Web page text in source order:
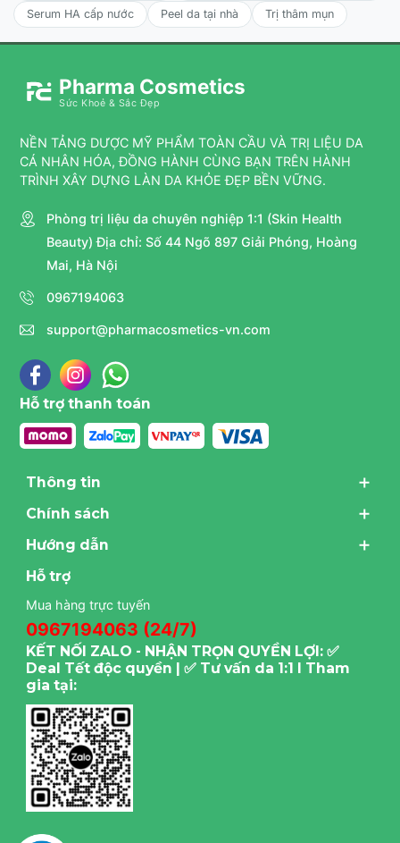
Serum HA cấp nước
Peel da tại nhà Trị thâm mụn
Pharma Cosmetics
Sức Khoẻ & Sắc Đẹp
NỀN TẢNG DƯỢC MỸ PHẨM TOÀN CẦU VÀ TRỊ LIỆU DA
CÁ NHÂN HÓA, ĐỒNG HÀNH CÙNG BẠN TRÊN HÀNH
TRÌNH XÂY DỰNG LÀN DA KHỎE ĐẸP BỀN VỮNG.
Phòng trị liệu da chuyên nghiệp 1:1 (Skin Health
Beauty) Địa chỉ: Số 44 Ngõ 897 Giải Phóng, Hoàng
Mai, Hà Nội
0967194063
support@pharmacosmetics-vn.com
Hỗ trợ thanh toán
Thông tin
Chính sách
Hướng dẫn
Hỗ trợ
Mua hàng trực tuyến
0967194063 (24/7)
KẾT NỐI ZALO - NHẬN TRỌN QUYỀN LỢI: ✅
Deal Tết độc quyền | ✅ Tư vấn da 1:1 I Tham
gia tại: